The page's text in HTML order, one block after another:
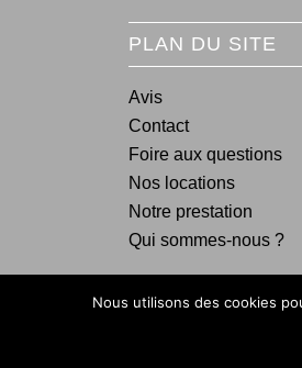
PLAN DU SITE
Avis
Contact
Foire aux questions
Nos locations
Notre prestation
Qui sommes-nous ?
Nous utilisons des cookies